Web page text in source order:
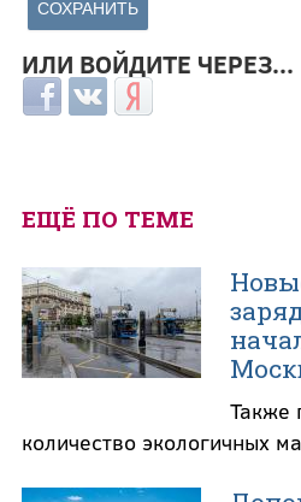
ИЛИ ВОЙДИТЕ ЧЕРЕЗ...
Login with Facebook
Login with ВКонтакте
Login with Яндекс
ЕЩЁ ПО ТЕМЕ
Также
количество экологичных